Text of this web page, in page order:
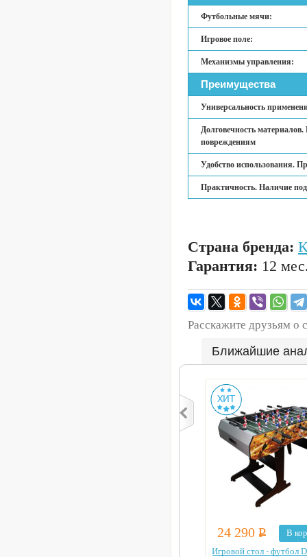
Футбольные мячи:
Игровое поле:
Механизмы управления:
Преимущества
Универсальность
Долговечность
повреждениям
Удобство использования.
Практичность. Наличие
Страна бренда:
Гарантия: 12
Расскажите друзьям о
Ближайшие
24 290Р
В
Игровой стол - футбол